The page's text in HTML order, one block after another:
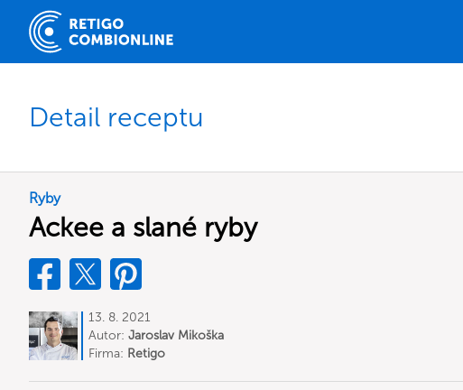
Detail receptu
Ryby
Ackee a slané ryby
13. 8. 2021
Autor: Jaroslav Mikoška
Firma: Retigo